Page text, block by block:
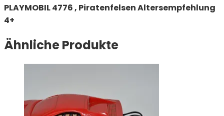
PLAYMOBIL 4776 , Piratenfelsen Altersempfehlung
4+
Ähnliche Produkte